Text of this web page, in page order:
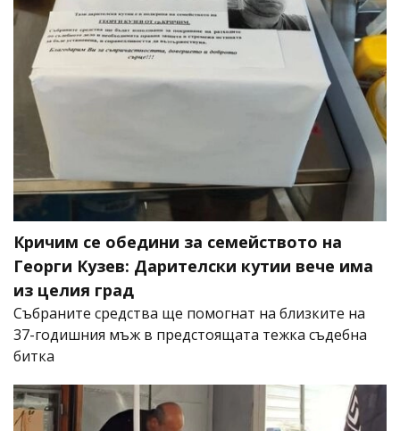
Кричим се обедини за семейството на
Георги Кузев: Дарителски кутии вече има
из целия град
Събраните средства ще помогнат на близките на
37-годишния мъж в предстоящата тежка съдебна
битка